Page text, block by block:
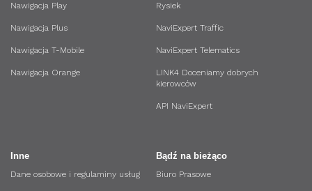
Nawigacja Play
Nawigacja Plus
Nawigacja T-Mobile
Nawigacja Orange
Rysiek
NaviExpert Traffic
NaviExpert Telematics
LINK4 Doceniamy dobrych
kierowców
API NaviExpert
Bądź na bieżąco
Biuro Prasowe
Inne
Dane osobowe i regulaminy usług